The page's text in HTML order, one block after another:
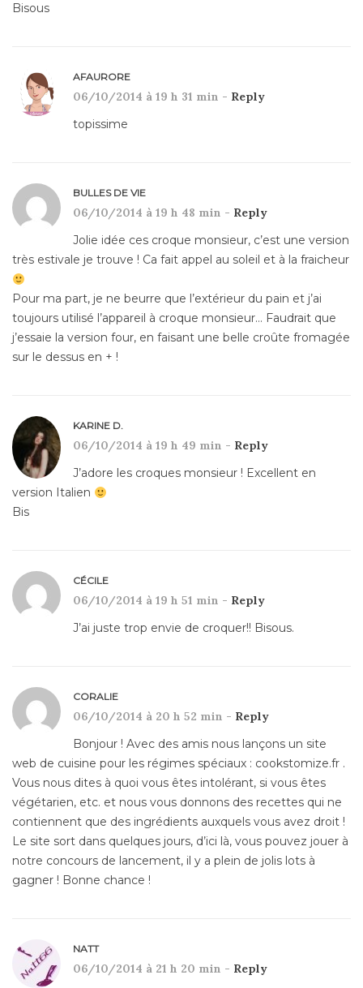
Bisous
AFAURORE
06/10/2014 à 19 h 31 min - Reply
topissime
BULLES DE VIE
06/10/2014 à 19 h 48 min - Reply
Jolie idée ces croque monsieur, c’est une version
très estivale je trouve ! Ca fait appel au soleil et à la fraicheur
Pour ma part, je ne beurre que l’extérieur du pain et j’ai
toujours utilisé l’appareil à croque monsieur… Faudrait que
j’essaie la version four, en faisant une belle croûte fromagée
sur le dessus en + !
KARINE D.
06/10/2014 à 19 h 49 min - Reply
J’adore les croques monsieur ! Excellent en
version Italien
Bis
CÉCILE
06/10/2014 à 19 h 51 min - Reply
J’ai juste trop envie de croquer!! Bisous.
CORALIE
06/10/2014 à 20 h 52 min - Reply
Bonjour ! Avec des amis nous lançons un site
web de cuisine pour les régimes spéciaux : cookstomize.fr .
Vous nous dites à quoi vous êtes intolérant, si vous êtes
végétarien, etc. et nous vous donnons des recettes qui ne
contiennent que des ingrédients auxquels vous avez droit !
Le site sort dans quelques jours, d’ici là, vous pouvez jouer à
notre concours de lancement, il y a plein de jolis lots à
gagner ! Bonne chance !
NATT
06/10/2014 à 21 h 20 min - Reply